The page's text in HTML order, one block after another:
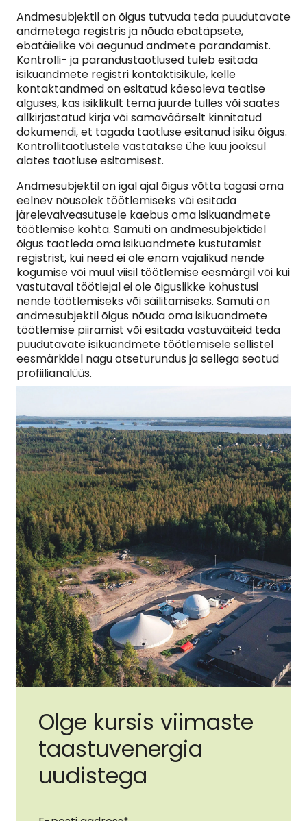
Andmesubjektil on õigus tutvuda teda puudutavate
andmetega registris ja nõuda ebatäpsete,
ebatäielike või aegunud andmete parandamist.
Kontrolli- ja parandustaotlused tuleb esitada
isikuandmete registri kontaktisikule, kelle
kontaktandmed on esitatud käesoleva teatise
alguses, kas isiklikult tema juurde tulles või saates
allkirjastatud kirja või samaväärselt kinnitatud
dokumendi, et tagada taotluse esitanud isiku õigus.
Kontrollitaotlustele vastatakse ühe kuu jooksul
alates taotluse esitamisest.
Andmesubjektil on igal ajal õigus võtta tagasi oma
eelnev nõusolek töötlemiseks või esitada
järelevalveasutusele kaebus oma isikuandmete
töötlemise kohta. Samuti on andmesubjektidel
õigus taotleda oma isikuandmete kustutamist
registrist, kui need ei ole enam vajalikud nende
kogumise või muul viisil töötlemise eesmärgil või kui
vastutaval töötlejal ei ole õiguslikke kohustusi
nende töötlemiseks või säilitamiseks. Samuti on
andmesubjektil õigus nõuda oma isikuandmete
töötlemise piiramist või esitada vastuväiteid teda
puudutavate isikuandmete töötlemisele sellistel
eesmärkidel nagu otseturundus ja sellega seotud
profiilianalüüs.
Olge kursis viimaste
taastuvenergia
uudistega